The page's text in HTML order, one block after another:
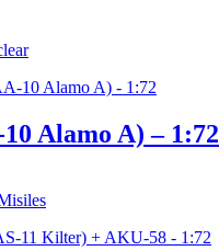
Alamo A) – 1:72